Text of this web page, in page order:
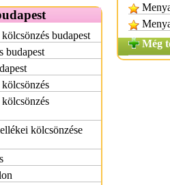
budapest
budapest
kölcsönzése
Még